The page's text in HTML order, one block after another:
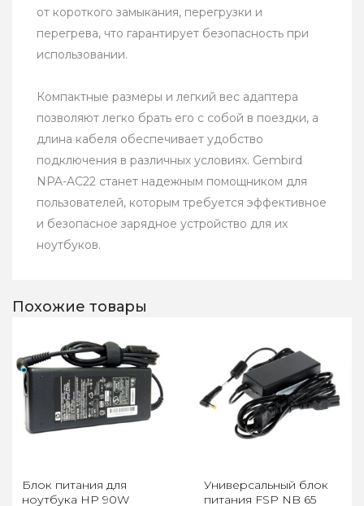
от короткого замыкания, перегрузки и
перегрева, что гарантирует безопасность при
использовании.
Компактные размеры и легкий вес адаптера
позволяют легко брать его с собой в поездки, а
длина кабеля обеспечивает удобство
подключения в различных условиях. Gembird
NPA-AC22 станет надежным помощником для
пользователей, которым требуется эффективное
и безопасное зарядное устройство для их
ноутбуков.
Похожие товары
Блок питания для
ноутбука HP 90W
Универсальный блок
питания FSP NB 65